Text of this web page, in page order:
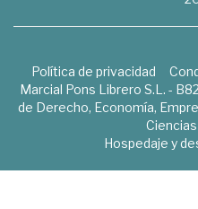
Política de privacidad
Marcial Pons Librero S.L. -
de Derecho, Economía,
Hospedaje y